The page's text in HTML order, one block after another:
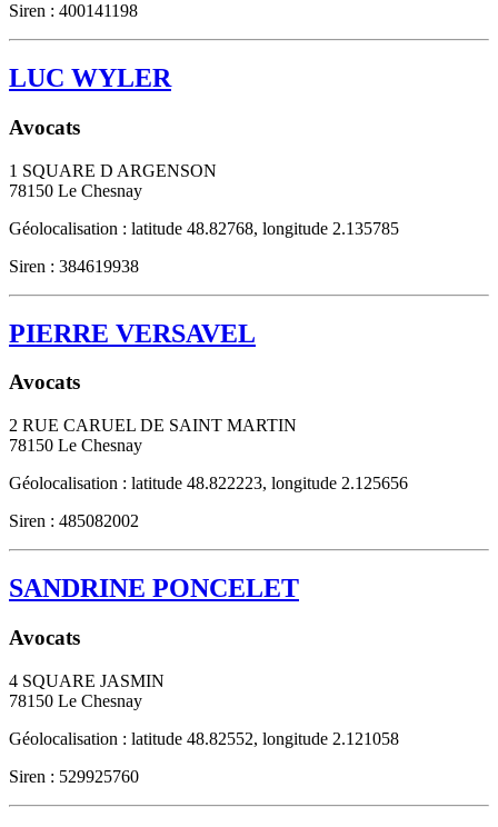
Siren : 400141198
LUC WYLER
Avocats
1 SQUARE D ARGENSON
78150 Le Chesnay
Géolocalisation : latitude 48.82768, longitude 2.135785
Siren : 384619938
PIERRE VERSAVEL
Avocats
2 RUE CARUEL DE SAINT MARTIN
78150 Le Chesnay
Géolocalisation : latitude 48.822223, longitude 2.125656
Siren : 485082002
SANDRINE PONCELET
Avocats
4 SQUARE JASMIN
78150 Le Chesnay
Géolocalisation : latitude 48.82552, longitude 2.121058
Siren : 529925760